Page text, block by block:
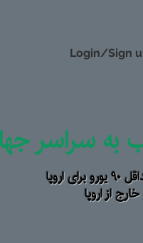
Login/Sign
به سراسر
اروپا